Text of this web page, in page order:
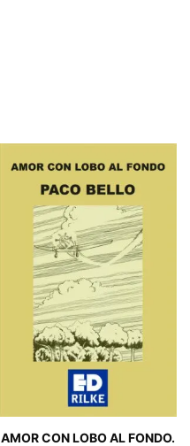
AMOR CON LOBO AL FONDO.